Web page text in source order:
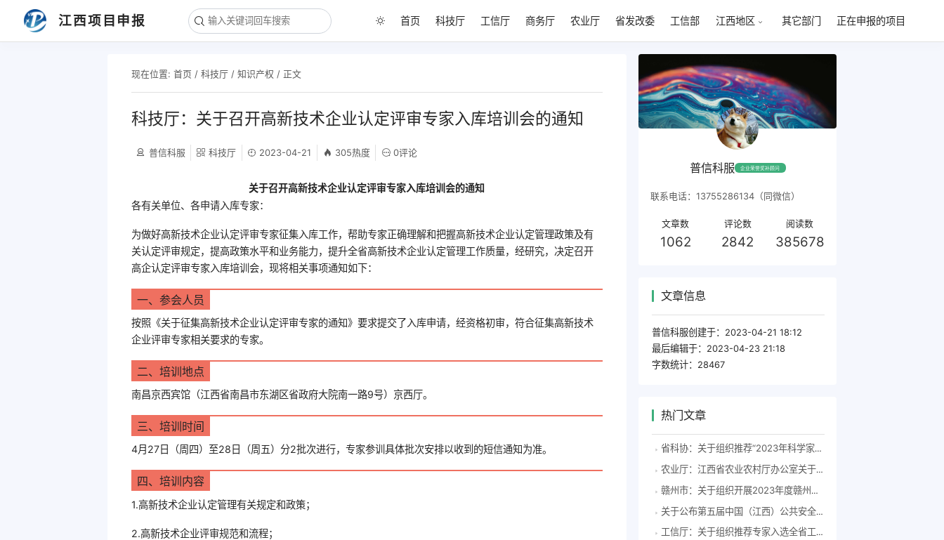
江西项目申报 首页 科技厅 工信厅 商务厅 农业厅 省发改委 工信部 江西地区 其它部门 正在申报的项目
现在位置: 首页 / 科技厅/ 知识产权 / 正文
科技厅：关于召开高新技术企业认定评审专家入库培训会的通知
普信科服 科技厅 2023-04-21 305热度 0评论
关于召开高新技术企业认定评审专家入库培训会的通知
各有关单位、各申请入库专家：
为做好高新技术企业认定评审专家征集入库工作，帮助专家正确理解和把握高新技术企业认定管理政策及有
关认定评审规定，提高政策水平和业务能力，提升全省高新技术企业认定管理工作质量，经研究，决定召开
高企认定评审专家入库培训会，现将相关事项通知如下：
一、参会人员
按照《关于征集高新技术企业认定评审专家的通知》要求提交了入库申请，经资格初审，符合征集高新技术
企业评审专家相关要求的专家。
二、培训地点
南昌京西宾馆（江西省南昌市东湖区省政府大院南一路9号）京西厅。
三、培训时间
4月27日（周四）至28日（周五）分2批次进行，专家参训具体批次安排以收到的短信通知为准。
四、培训内容
1.高新技术企业认定管理有关规定和政策；
2.高新技术企业评审规范和流程；
普信科服 企业荣誉奖补顾问
联系电话：13755286134（同微信）
文章数
1062
评论数
2842
阅读数
385678
文章信息
普信科服创建于： 2023-04-21 18:12
最后编辑于： 2023-04-23 21:18
字数统计： 28467
热门文章
省科协：关于组织推荐“2023年科学家精神教育基地”申报单位的通知
农业厅：江西省农业农村厅办公室关于印发江西省规范畜禽养殖用药专项整治行动实施方案的通知
赣州市：关于组织开展2023年度赣州市“周末工程师人才驿站”申报工作的通知
关于公布第五届中国（江西）公共安全创新创业大赛获奖项目名单的通知
工信厅：关于组织推荐专家入选全省工业遗产咨询专家库的函